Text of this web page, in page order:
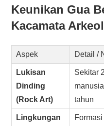
Keunikan Gua
Kacamata
Aspek Detail /
Lukisan
Dinding
(Rock Art)
Sekitar
tahun
Lingkungan